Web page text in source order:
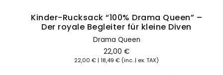
Kinder-Rucksack “100% Drama Queen” –
Der royale Begleiter für kleine Diven
Drama Queen
22,00 €
22,00 € | 18,49 € (inc. | ex. TAX)